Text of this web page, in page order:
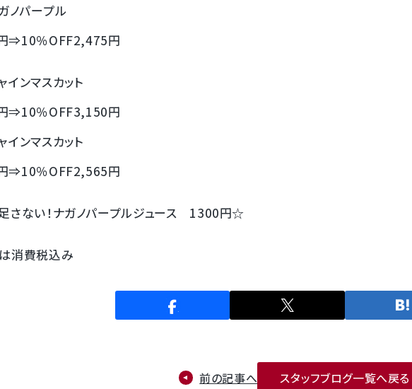
ノパープル
⇒10％OFF2,475円
インマスカット
⇒10％OFF3,150円
インマスカット
⇒10％OFF2,565円
さない！ナガノパープルジュース 1300円☆
消費税込み
前の記事へ スタッフブログ一覧へ戻る